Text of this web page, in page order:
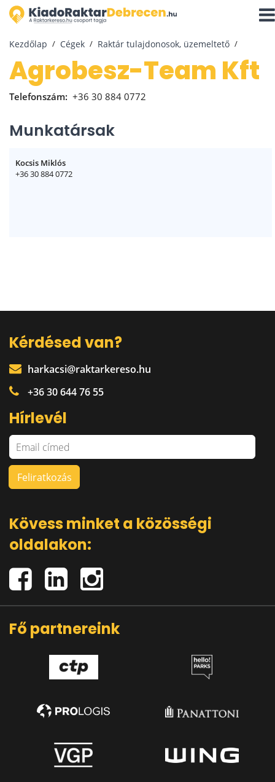
Kezdőlap Cégek Raktár tulajdonosok, üzemeltető
Agrobesz-Team Kft
Telefonszám: +36 30 884 0772
Munkatársak
Kocsis Miklós
+36 30 884 0772
Kérdésed van?
harkacsi@raktarkereso.hu
+36 30 644 76 55
Hírlevél
Kövess minket a közösségi
oldalakon:
Fő partnereink